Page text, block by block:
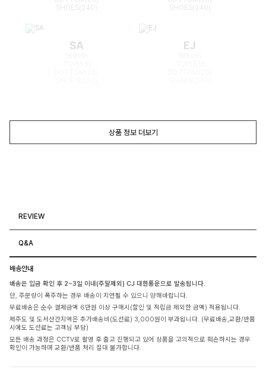
SA EJ
상품 정보 더보기
REVIEW
Q&A
배송안내
배송은 입금 확인 후 2~3일 이내(주말제외) CJ 대한통운으로 발송됩니다.
단, 주문량이 폭주하는 경우 배송이 지연될 수 있으니 양해바랍니다.
무료배송은 순수 결제금액 6만원 이상 구매시(할인 및 적립금 제외한 금액) 적용됩니다.
제주도 및 도서산간지역은 추가배송비(도선료) 3,000원이 부과됩니다. (무료배송,교환/반품
시에도 도선료는 고객님 부담)
모든 배송 과정은 CCTV로 촬영 후 출고 진행되고 있어 상품을 고의적으로 훼손하시는 경우
확인이 가능하며 교환/반품 처리 절대 불가합니다.